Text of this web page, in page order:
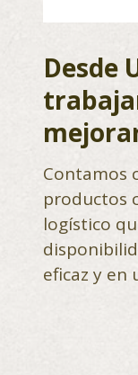
Desde
Contamos
productos
logístico
eficaz y en